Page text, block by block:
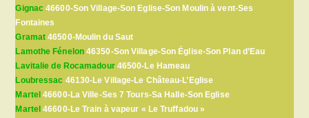
Gignac 46600-Son Village-Son Eglise-Son Moulin à vent-Ses
Fontaines
Gramat 46500-Moulin du Saut
Lamothe Fénelon46350-Son Village-Son Église-Son Plan d’Eau
Lavitalie de Rocamadour46500-Le Hameau
Loubressac 46130-Le Village-Le Château-L’Eglise
Martel 46600-La Ville-Ses 7 Tours-Sa Halle-Son Eglise
Martel 46600-Le Train à vapeur « Le Truffadou »